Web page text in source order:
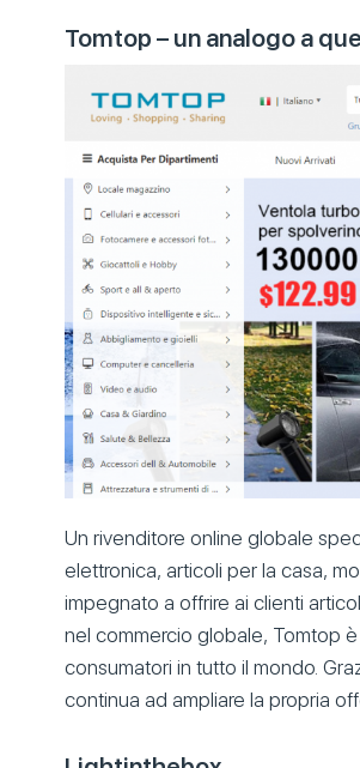
Tomtop – un analogo a
Un rivenditore online globale
elettronica, articoli per la casa,
impegnato a offrire ai clienti
nel commercio globale, Tomtop
consumatori in tutto il mondo.
continua ad ampliare la propria